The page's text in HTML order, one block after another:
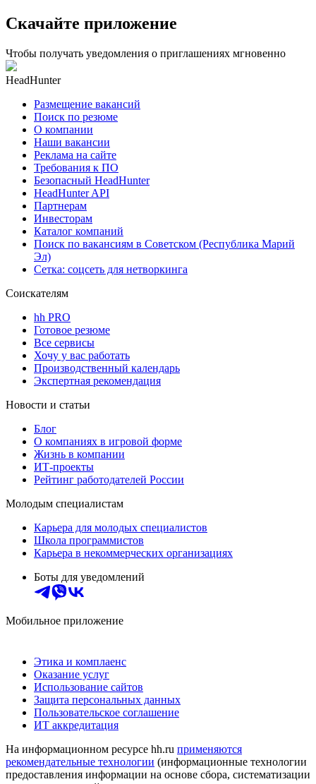
Скачайте приложение
Чтобы получать уведомления о приглашениях мгновенно
HeadHunter
Размещение вакансий
Поиск по резюме
О компании
Наши вакансии
Реклама на сайте
Требования к ПО
Безопасный HeadHunter
HeadHunter API
Партнерам
Инвесторам
Каталог компаний
Поиск по вакансиям в Советском (Республика Марий
Эл)
Сетка: соцсеть для нетворкинга
Соискателям
hh PRO
Готовое резюме
Все сервисы
Хочу у вас работать
Производственный календарь
Экспертная рекомендация
Новости и статьи
Блог
О компаниях в игровой форме
Жизнь в компании
ИТ-проекты
Рейтинг работодателей России
Молодым специалистам
Карьера для молодых специалистов
Школа программистов
Карьера в некоммерческих организациях
Боты для уведомлений
Мобильное приложение
Этика и комплаенс
Оказание услуг
Использование сайтов
Защита персональных данных
Пользовательское соглашение
ИТ аккредитация
На информационном ресурсе hh.ru применяются
рекомендательные технологии (информационные технологии
предоставления информации на основе сбора, систематизации